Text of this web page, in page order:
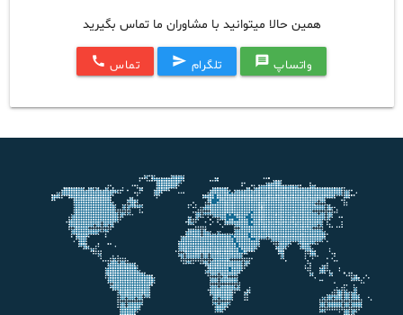
همین حالا میتوانید با مشاوران ما تماس بگیرید
واتساپ message تلگرام send تماس call